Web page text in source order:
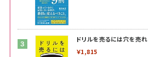
ドリルを売るには穴を売れ
￥1,815